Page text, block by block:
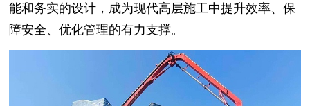
能和务实的设计，成为现代高层施工中提升效率、保
障安全、优化管理的有力支撑。